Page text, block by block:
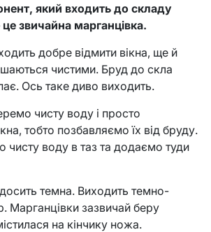
який входить до складу
звичайна марганцівка.
добре відмити вікна, ще й
чистими. Бруд до скла
Ось таке диво виходить.
чисту воду і просто
тобто позбавляємо їх від бруду.
чисту воду в таз та додаємо туди
темна. Виходить темно-
Марганцівки зазвичай беру
на кінчику ножа.